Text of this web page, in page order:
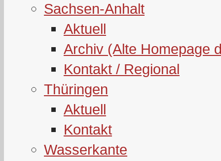
Sachsen-Anhalt
Aktuell
Archiv (Alte Homepage
Kontakt / Regional
Thüringen
Aktuell
Kontakt
Wasserkante